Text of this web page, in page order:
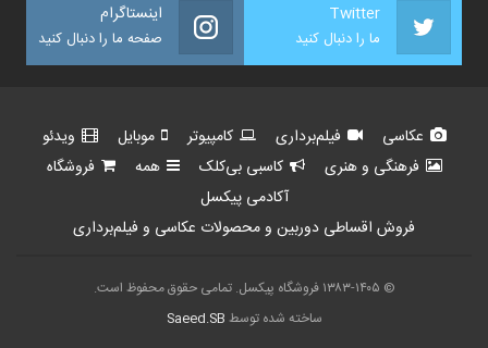
Twitter
ما را دنبال کنید
اینستاگرام
صفحه ما را دنبال کنید
عکاسی فیلم‌برداری کامپیوتر موبایل
ویدئو
فرهنگی و هنری
کاسبی بی‌کلک همه
فروشگاه
آکادمی پیکسل
فروش اقساطی دوربین و محصولات عکاسی و فیلم‌برداری
© ۱۳۸۳-۱۴۰۵ فروشگاه پیکسل. تمامی حقوق محفوظ است.
ساخته شده توسط Saeed.SB